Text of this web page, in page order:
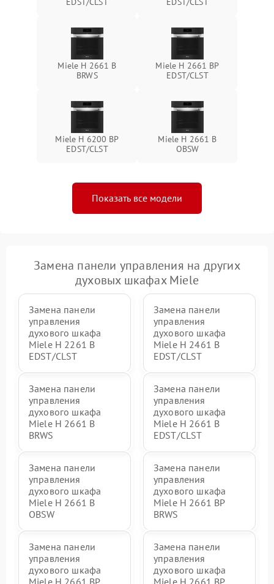
Miele H 2661 B
BRWS
Miele H 2661 BP
EDST/CLST
Miele H 6200 BP
EDST/CLST
Miele H 2661 B
OBSW
Показать все модели
Замена панели управления на других
духовых шкафах Miele
Замена панели
управления
духового шкафа
Miele H 2261 B
EDST/CLST
Замена панели
управления
духового шкафа
Miele H 2461 B
EDST/CLST
Замена панели
управления
духового шкафа
Miele H 2661 B
BRWS
Замена панели
управления
духового шкафа
Miele H 2661 B
EDST/CLST
Замена панели
управления
духового шкафа
Miele H 2661 B
OBSW
Замена панели
управления
духового шкафа
Miele H 2661 BP
BRWS
Замена панели
управления
духового шкафа
Miele H 2661 BP
Замена панели
управления
духового шкафа
Miele H 2661 BP